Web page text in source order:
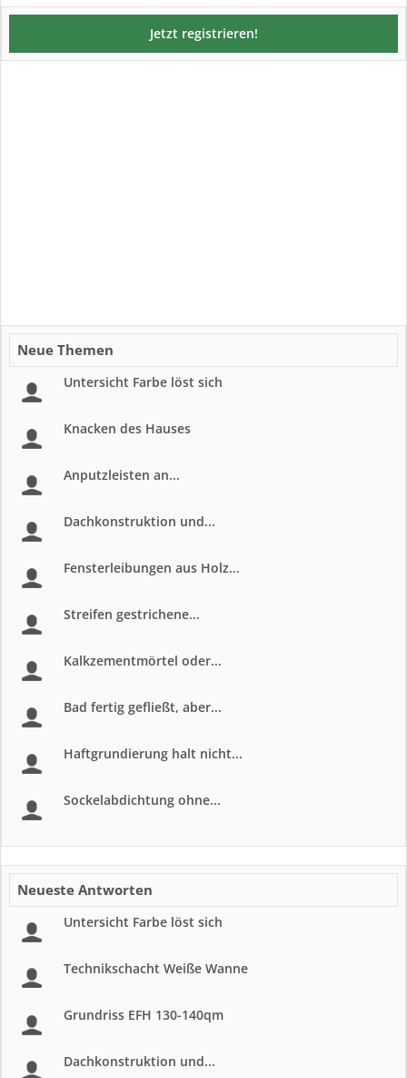
Jetzt registrieren!
Neue Themen
Untersicht Farbe löst sich
Knacken des Hauses
Anputzleisten an...
Dachkonstruktion und...
Fensterleibungen aus Holz...
Streifen gestrichene...
Kalkzementmörtel oder...
Bad fertig gefließt, aber...
Haftgrundierung halt nicht...
Sockelabdichtung ohne...
Neueste Antworten
Untersicht Farbe löst sich
Technikschacht Weiße Wanne
Grundriss EFH 130-140qm
Dachkonstruktion und...